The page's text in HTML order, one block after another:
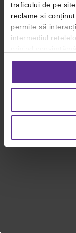
traficului de pe
reclame și
permite să
intermediul
consimțământul
setările dvs. de
privind utilizarea